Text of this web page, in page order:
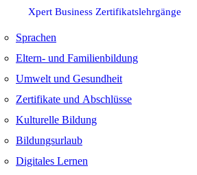
Xpert Business Zertifikatslehrgänge
Sprachen
Eltern- und Familienbildung
Umwelt und Gesundheit
Zertifikate und Abschlüsse
Kulturelle Bildung
Bildungsurlaub
Digitales Lernen